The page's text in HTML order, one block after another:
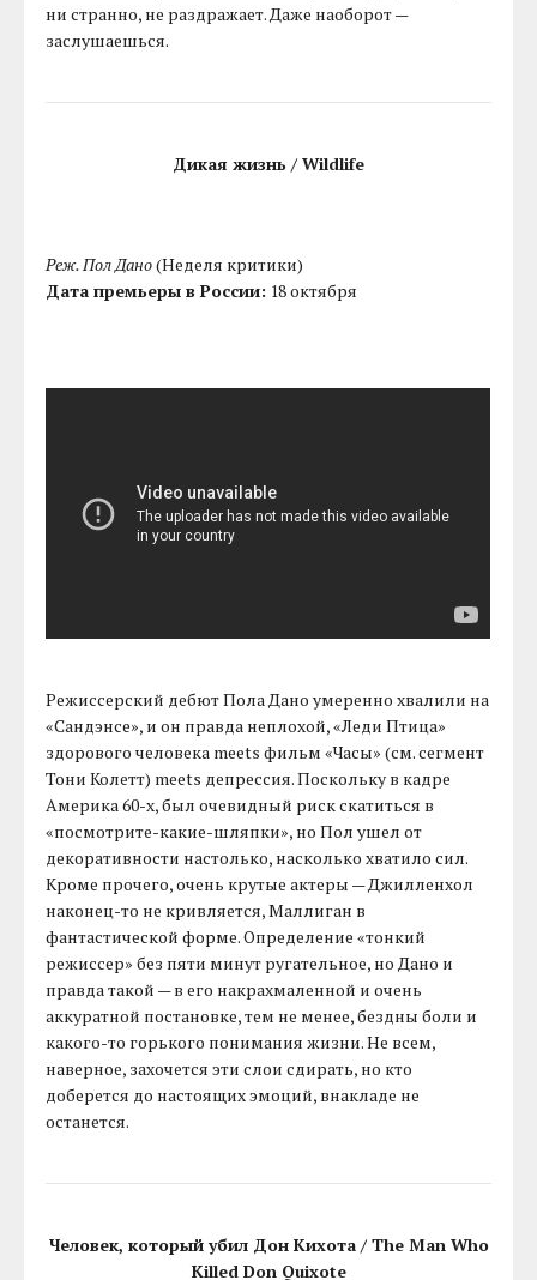
ни странно, не раздражает. Даже наоборот —
заслушаешься.
Дикая жизнь / Wildlife
Реж. Пол Дано(Неделя критики)
Дата премьеры в России: 18 октября
Режиссерский дебют Пола Дано умеренно хвалили на
«Сандэнсе», и он правда неплохой, «Леди Птица»
здорового человека meets фильм «Часы» (см. сегмент
Тони Колетт) meets депрессия. Поскольку в кадре
Америка 60-х, был очевидный риск скатиться в
«посмотрите-какие-шляпки», но Пол ушел от
декоративности настолько, насколько хватило сил.
Кроме прочего, очень крутые актеры — Джилленхол
наконец-то не кривляется, Маллиган в
фантастической форме. Определение «тонкий
режиссер» без пяти минут ругательное, но Дано и
правда такой — в его накрахмаленной и очень
аккуратной постановке, тем не менее, бездны боли и
какого-то горького понимания жизни. Не всем,
наверное, захочется эти слои сдирать, но кто
доберется до настоящих эмоций, внакладе не
останется.
Человек, который убил Дон Кихота / The Man Who
Killed Don Quixote